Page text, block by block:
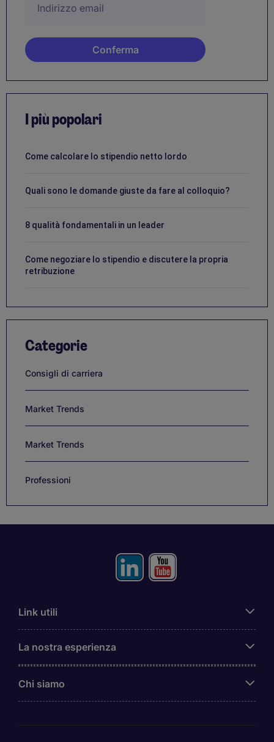
I più popolari
Come calcolare lo stipendio netto lordo
Quali sono le domande giuste da fare al colloquio?
8 qualità fondamentali in un leader
Come negoziare lo stipendio e discutere la propria
retribuzione
Categorie
Consigli di carriera
Market Trends
Market Trends
Professioni
Link utili
La nostra esperienza
Chi siamo